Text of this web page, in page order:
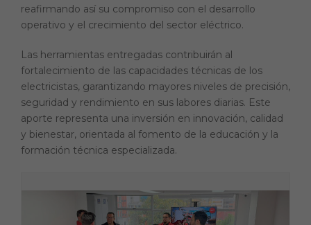
reafirmando así su compromiso con el desarrollo
operativo y el crecimiento del sector eléctrico.
Las herramientas entregadas contribuirán al
fortalecimiento de las capacidades técnicas de los
electricistas, garantizando mayores niveles de precisión,
seguridad y rendimiento en sus labores diarias. Este
aporte representa una inversión en innovación, calidad
y bienestar, orientada al fomento de la educación y la
formación técnica especializada.